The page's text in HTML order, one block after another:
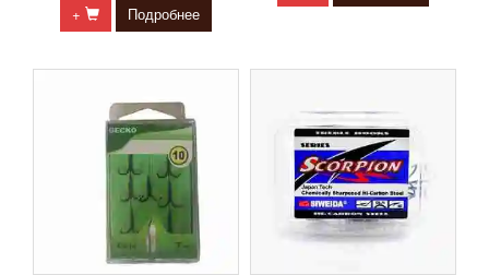
+ Подробнее